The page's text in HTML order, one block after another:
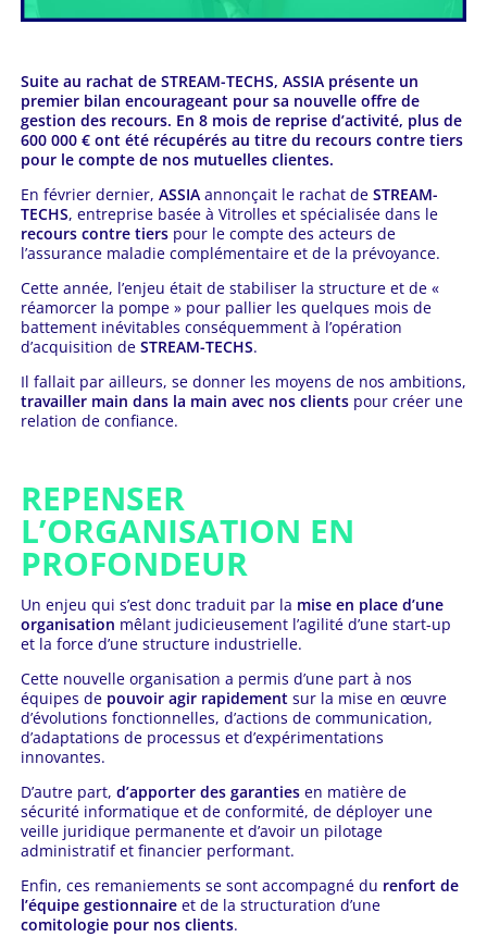
Suite au rachat de STREAM-TECHS, ASSIA présente un
premier bilan encourageant pour sa nouvelle offre de
gestion des recours. En 8 mois de reprise d’activité, plus de
600 000 € ont été récupérés au titre du recours contre tiers
pour le compte de nos mutuelles clientes.
En février dernier, ASSIAannonçait le rachat de STREAM-
TECHS, entreprise basée à Vitrolles et spécialisée dans le
recours contre tierspour le compte des acteurs de
l’assurance maladie complémentaire et de la prévoyance.
Cette année, l’enjeu était de stabiliser la structure et de «
réamorcer la pompe » pour pallier les quelques mois de
battement inévitables conséquemment à l’opération
d’acquisition de STREAM-TECHS.
Il fallait par ailleurs, se donner les moyens de nos ambitions,
travailler main dans la main avec nos clientspour créer une
relation de confiance.
REPENSER
L’ORGANISATION EN
PROFONDEUR
Un enjeu qui s’est donc traduit par la mise en place d’une
organisation mêlant judicieusement l’agilité d’une start-up
et la force d’une structure industrielle.
Cette nouvelle organisation a permis d’une part à nos
équipes de pouvoir agir rapidementsur la mise en œuvre
d’évolutions fonctionnelles, d’actions de communication,
d’adaptations de processus et d’expérimentations
innovantes.
D’autre part, d’apporter des garantiesen matière de
sécurité informatique et de conformité, de déployer une
veille juridique permanente et d’avoir un pilotage
administratif et financier performant.
Enfin, ces remaniements se sont accompagné du renfort de
l’équipe gestionnaireet de la structuration d’une
comitologie pour nos clients.